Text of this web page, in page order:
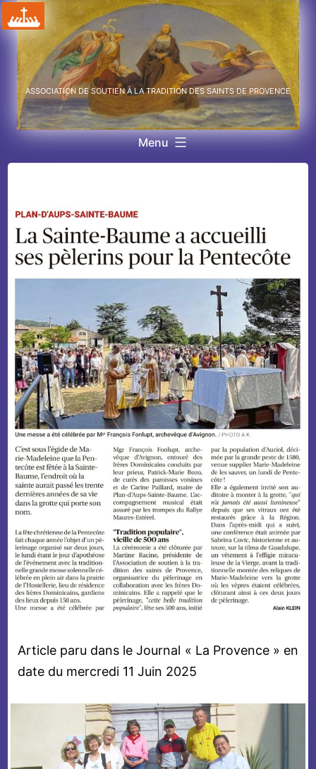
Aller
au
contenu
ASSOCIATION DE SOUTIEN À LA TRADITION DES SAINTS DE PROVENCE
Menu
Article paru dans le Journal « La Provence » en
date du mercredi 11 Juin 2025